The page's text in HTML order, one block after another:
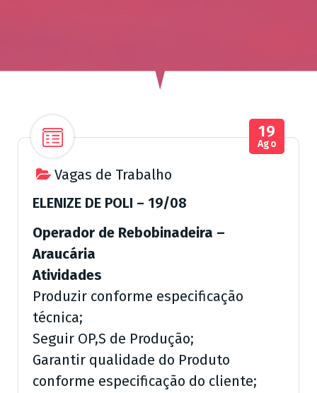
Vagas de Trabalho
19
Ago
ELENIZE DE POLI – 19/08
Operador de Rebobinadeira –
Araucária
Atividades
Produzir conforme especificação
técnica;
Seguir OP,S de Produção;
Garantir qualidade do Produto
conforme especificação do cliente;